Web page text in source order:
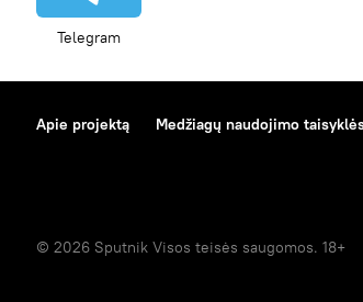
Telegram
Apie projektą Medžiagų naudojimo
© 2026 Sputnik Visos teisės saugomos. 18+